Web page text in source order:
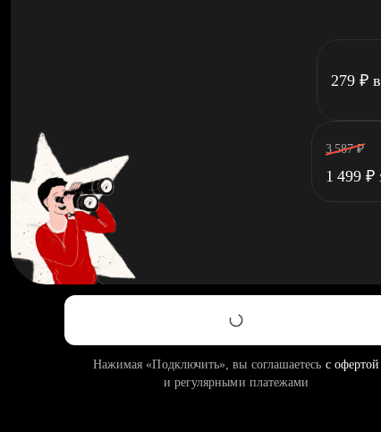
279 ₽
3 587 ₽
1 499 ₽
Нажимая «Подключить», вы соглашаетесь с офертой
и регулярными платежами